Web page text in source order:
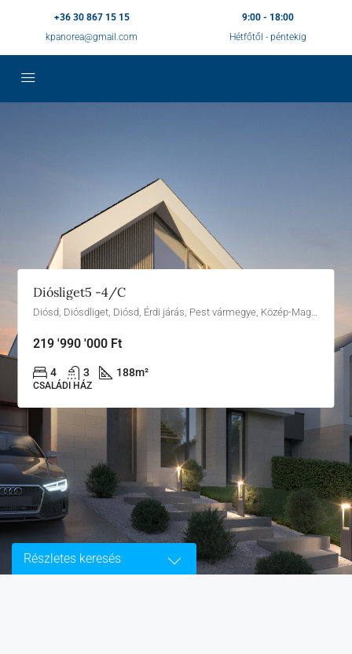
+36 30 867 15 15
kpanorea@gmail.com
9:00 - 18:00
Hétfőtől - péntekig
Diósliget5 -4/C
Diósd, Diósdliget, Diósd, Érdi járás, Pest vármegye, Közép-Magyarország, 2049, Magyarország
219 '990 '000 Ft
4 3 188m²
CSALÁDI HÁZ
Részletes keresés